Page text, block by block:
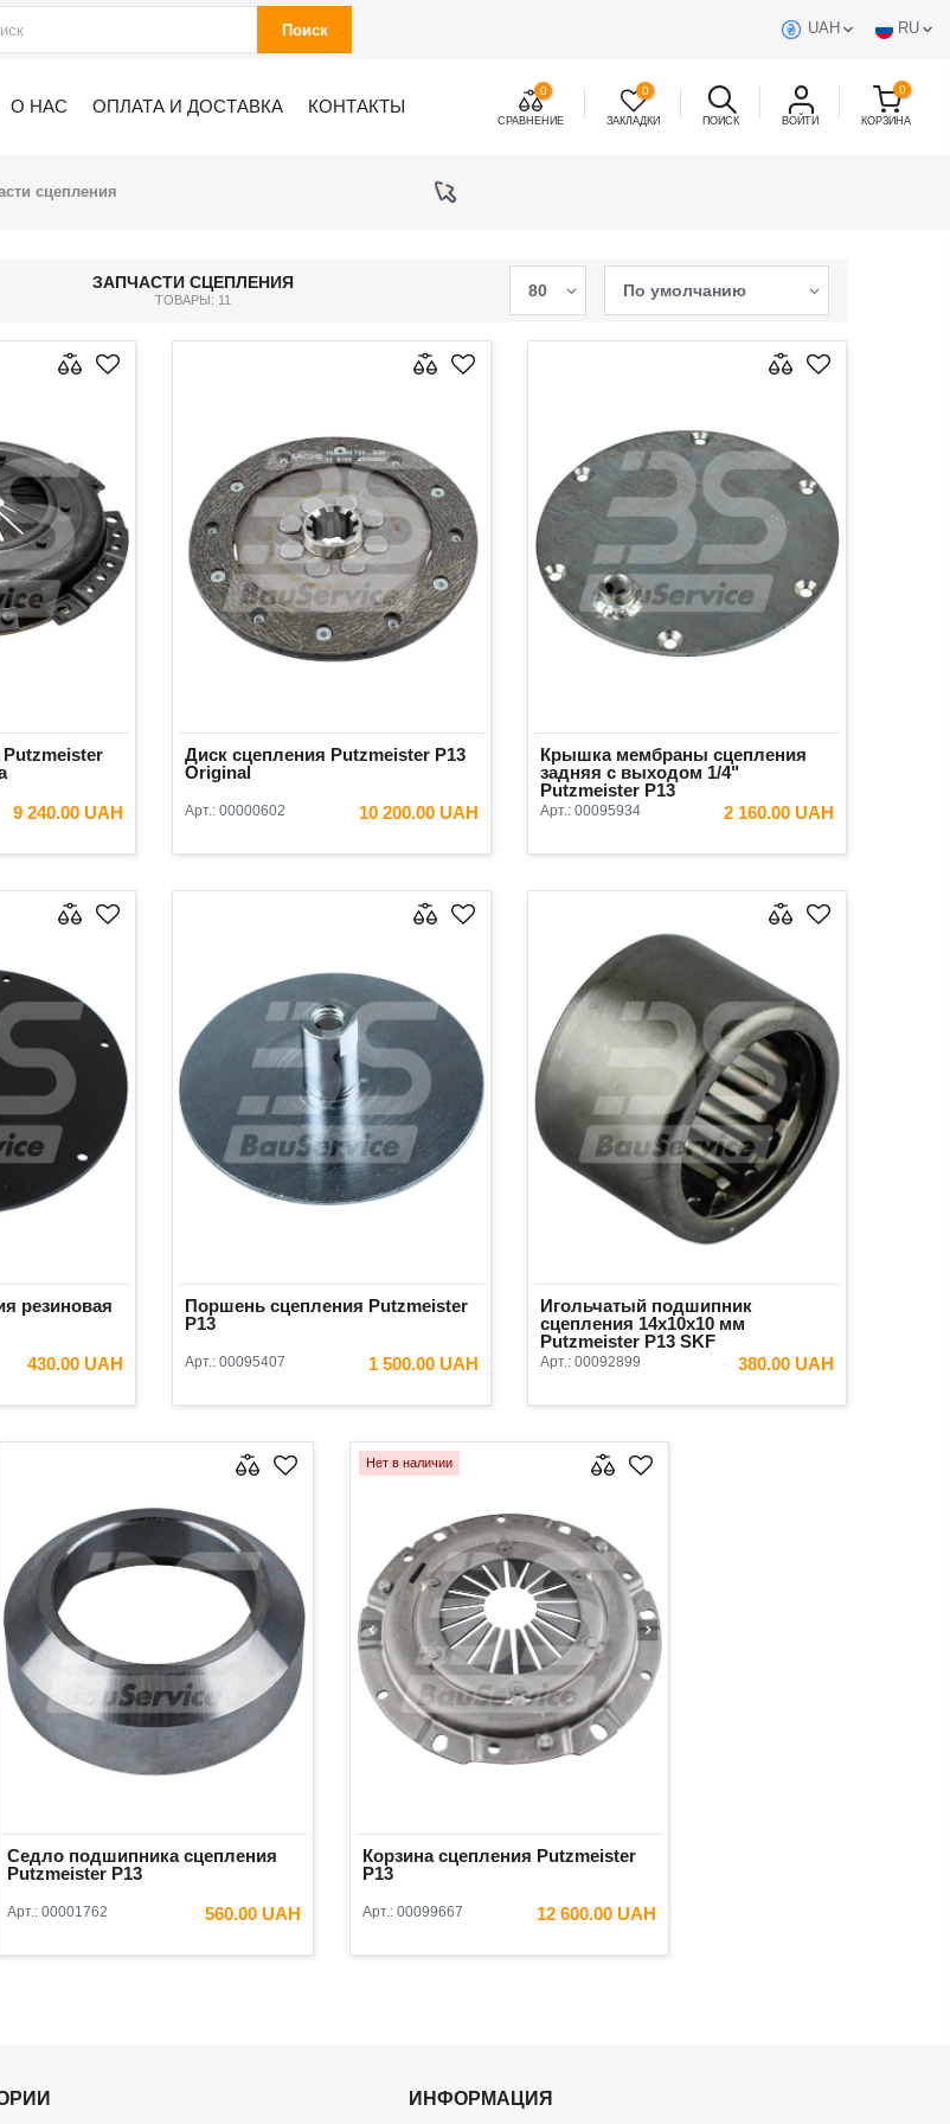
Поиск UAH RU
О НАС ОПЛАТА И ДОСТАВКА КОНТАКТЫ
0
СРАВНЕНИЕ
0
ЗАКЛАДКИ ПОИСК ВОЙТИ
0
КОРЗИНА
сцепления
ЗАПЧАСТИ СЦЕПЛЕНИЯ
ТОВАРЫ: 11 80 По умолчанию
Putzmeister
9 240.00 UAH
В КОРЗИНУ
Диск сцепления Putzmeister P13
Original
Арт.: 00000602 10 200.00 UAH
В КОРЗИНУ
Крышка мембраны сцепления
задняя с выходом 1/4"
Putzmeister P13
Арт.: 00095934 2 160.00 UAH
В КОРЗИНУ
резиновая
430.00 UAH
В КОРЗИНУ
Поршень сцепления Putzmeister
P13
Арт.: 00095407 1 500.00 UAH
В КОРЗИНУ
Игольчатый подшипник
сцепления 14x10x10 мм
Putzmeister P13 SKF
Арт.: 00092899 380.00 UAH
В КОРЗИНУ
Седло подшипника сцепления
Putzmeister P13
Арт.: 00001762 560.00 UAH
В КОРЗИНУ
Нет в наличии
Корзина сцепления Putzmeister
P13
Арт.: 00099667 12 600.00 UAH
ИНФОРМАЦИЯ